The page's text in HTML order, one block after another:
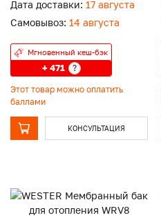
Дата доставки: 17 августа
Самовывоз: 14 августа
Мгновенный кеш-бэк
+ 471 ?
Этот товар можно оплатить
баллами
КОНСУЛЬТАЦИЯ